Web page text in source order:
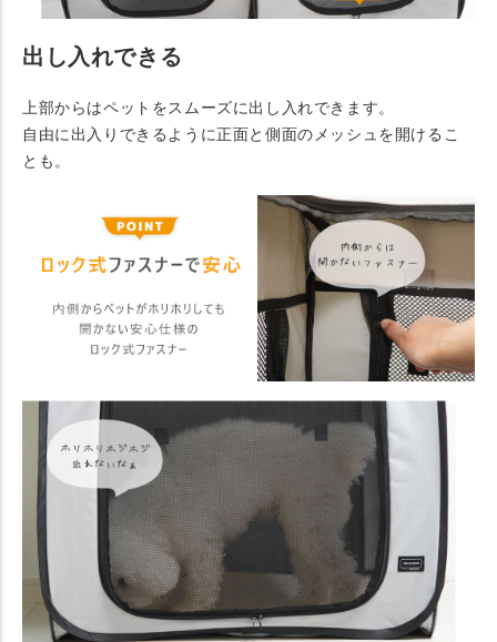
出し入れできる
上部からはペットをスムーズに出し入れできます。
自由に出入りできるように正面と側面のメッシュを開けるこ
とも。